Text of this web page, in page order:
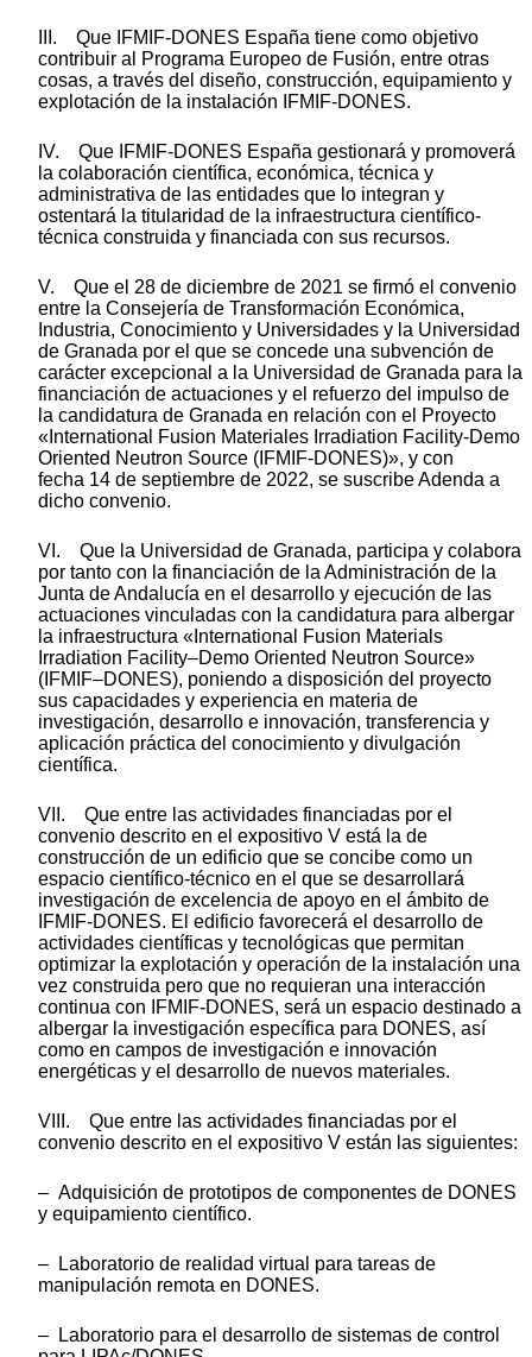
III. Que IFMIF-DONES España tiene como objetivo
contribuir al Programa Europeo de Fusión, entre otras
cosas, a través del diseño, construcción, equipamiento y
explotación de la instalación IFMIF-DONES.
IV. Que IFMIF-DONES España gestionará y promoverá
la colaboración científica, económica, técnica y
administrativa de las entidades que lo integran y
ostentará la titularidad de la infraestructura científico-
técnica construida y financiada con sus recursos.
V. Que el 28 de diciembre de 2021 se firmó el convenio
entre la Consejería de Transformación Económica,
Industria, Conocimiento y Universidades y la Universidad
de Granada por el que se concede una subvención de
carácter excepcional a la Universidad de Granada para la
financiación de actuaciones y el refuerzo del impulso de
la candidatura de Granada en relación con el Proyecto
«International Fusion Materiales Irradiation Facility-Demo
Oriented Neutron Source (IFMIF-DONES)», y con
fecha 14 de septiembre de 2022, se suscribe Adenda a
dicho convenio.
VI. Que la Universidad de Granada, participa y colabora
por tanto con la financiación de la Administración de la
Junta de Andalucía en el desarrollo y ejecución de las
actuaciones vinculadas con la candidatura para albergar
la infraestructura «International Fusion Materials
Irradiation Facility–Demo Oriented Neutron Source»
(IFMIF–DONES), poniendo a disposición del proyecto
sus capacidades y experiencia en materia de
investigación, desarrollo e innovación, transferencia y
aplicación práctica del conocimiento y divulgación
científica.
VII. Que entre las actividades financiadas por el
convenio descrito en el expositivo V está la de
construcción de un edificio que se concibe como un
espacio científico-técnico en el que se desarrollará
investigación de excelencia de apoyo en el ámbito de
IFMIF-DONES. El edificio favorecerá el desarrollo de
actividades científicas y tecnológicas que permitan
optimizar la explotación y operación de la instalación una
vez construida pero que no requieran una interacción
continua con IFMIF-DONES, será un espacio destinado a
albergar la investigación específica para DONES, así
como en campos de investigación e innovación
energéticas y el desarrollo de nuevos materiales.
VIII. Que entre las actividades financiadas por el
convenio descrito en el expositivo V están las siguientes:
– Adquisición de prototipos de componentes de DONES
y equipamiento científico.
– Laboratorio de realidad virtual para tareas de
manipulación remota en DONES.
– Laboratorio para el desarrollo de sistemas de control